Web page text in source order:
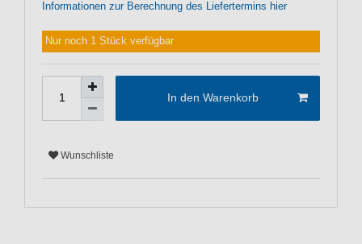
Informationen zur Berechnung des Liefertermins hier
Nur noch 1 Stück verfügbar
In den Warenkorb
Wunschliste